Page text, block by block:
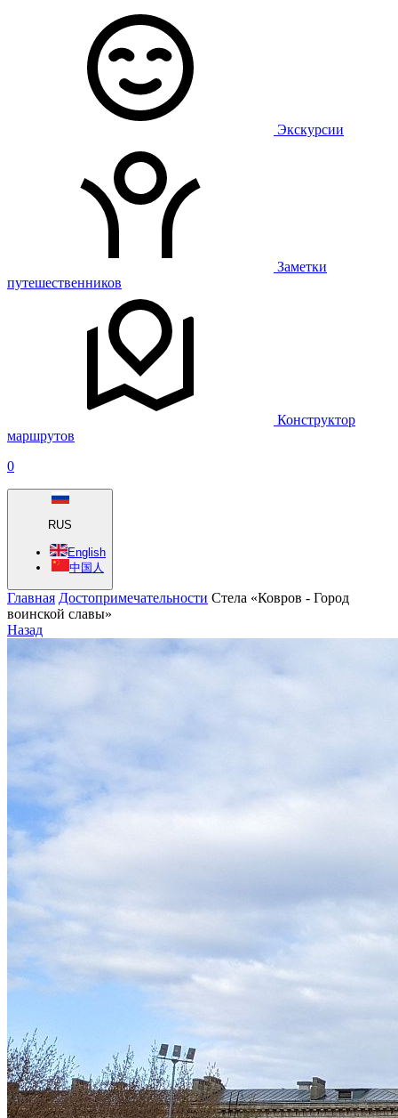
Экскурсии
Заметки
путешественников
Конструктор
маршрутов
0
RUS
English
中国人
Главная Достопримечательности Стела «Ковров - Город
воинской славы»
Назад